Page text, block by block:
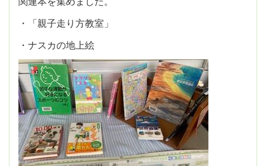
・「親子走り方教室」
・ナスカの地上絵